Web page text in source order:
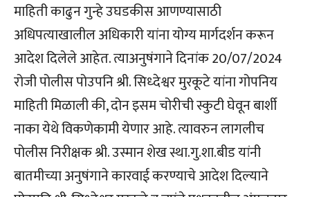
माहिती काढुन गुन्हे उघडकीस आणण्यासाठी
अधिपत्याखालील अधिकारी यांना योग्य मार्गदर्शन करून
आदेश दिलेले आहेत. त्याअनुषंगाने दिनांक 20/07/2024
रोजी पोलीस पोउपनि श्री. सिध्देश्वर मुरकूटे यांना गोपनिय
माहिती मिळाली की, दोन इसम चोरीची स्कुटी घेवून बार्शी
नाका येथे विकणेकामी येणार आहे. त्यावरुन लागलीच
पोलीस निरीक्षक श्री. उस्मान शेख स्था.गु.शा.बीड यांनी
बातमीच्या अनुषंगाने कारवाई करण्याचे आदेश दिल्याने